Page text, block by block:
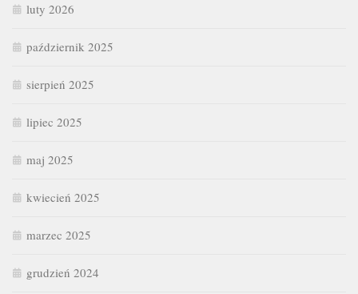
luty 2026
październik 2025
sierpień 2025
lipiec 2025
maj 2025
kwiecień 2025
marzec 2025
grudzień 2024